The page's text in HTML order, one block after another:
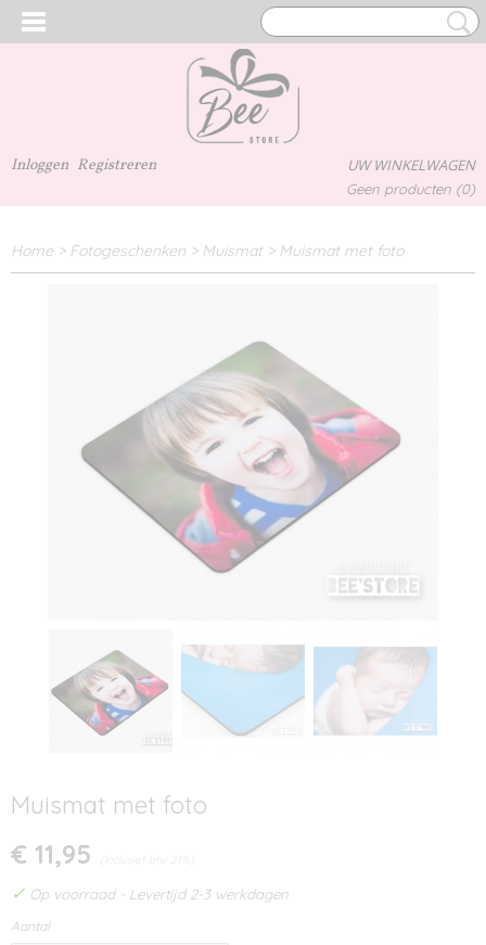
Inloggen Registreren UW WINKELWAGEN
Geen producten (0)
Home > Fotogeschenken > Muismat> Muismat met foto
Muismat met foto
€ 11,95 (inclusief btw 21%)
✓ Op voorraad - Levertijd 2-3 werkdagen
Aantal